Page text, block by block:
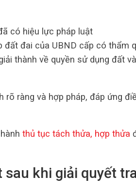
có hiệu lực pháp luật
đất đai của UBND cấp có thẩm
thành về quyền sử dụng đất
ràng và hợp pháp, đáp ứng
thủ tục tách thửa, hợp thửa
khi giải quyết